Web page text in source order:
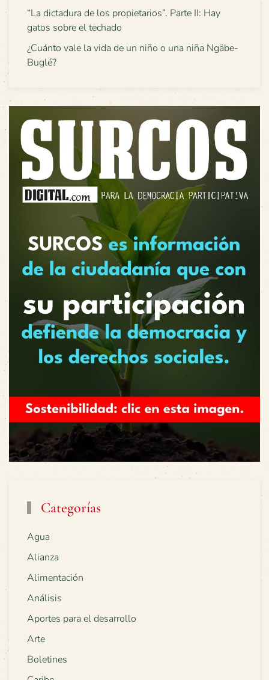
“La dictadura de los propietarios”. Parte II: Hay
gatos sobre el techado
¿Cuánto vale la vida de un niño o una niña Ngäbe-
Buglé?
Categorías
Agua
Alianza
Alimentación
Análisis
Aportes para el desarrollo
Arte
Boletines